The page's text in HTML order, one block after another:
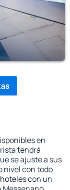
en
tendrá
se ajuste a sus
nivel con todo
con un